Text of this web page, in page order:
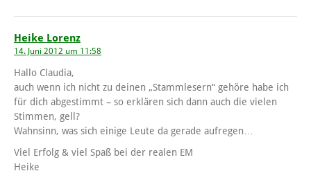
Heike Lorenz
14. Juni 2012 um 11:58
Hallo Claudia,
auch wenn ich nicht zu deinen „Stammlesern“ gehöre habe ich
für dich abgestimmt – so erklären sich dann auch die vielen
Stimmen, gell?
Wahnsinn, was sich einige Leute da gerade aufregen…
Viel Erfolg & viel Spaß bei der realen EM
Heike